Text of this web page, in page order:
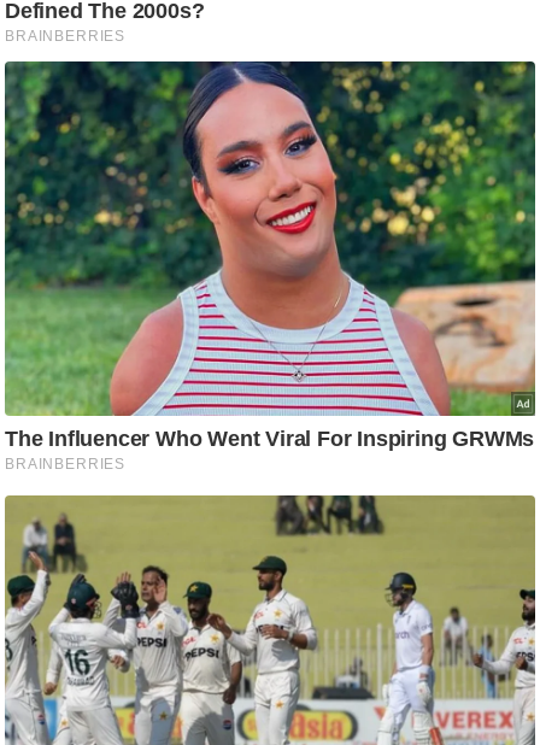
क
तृ
भू
मि
स्तं
भ
ए
म
आ
र
.
आ
ई
चा
य
प
र
स
मी
क्षा